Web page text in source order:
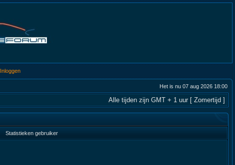
Inloggen
Het is nu 07 aug 2026 18:00
Alle tijden zijn GMT + 1 uur [ Zomertijd ]
Statistieken gebruiker